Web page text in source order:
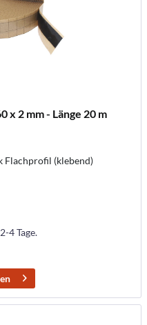
x 2 mm - Länge 20 m
Flachprofil (klebend)
4 Tage.